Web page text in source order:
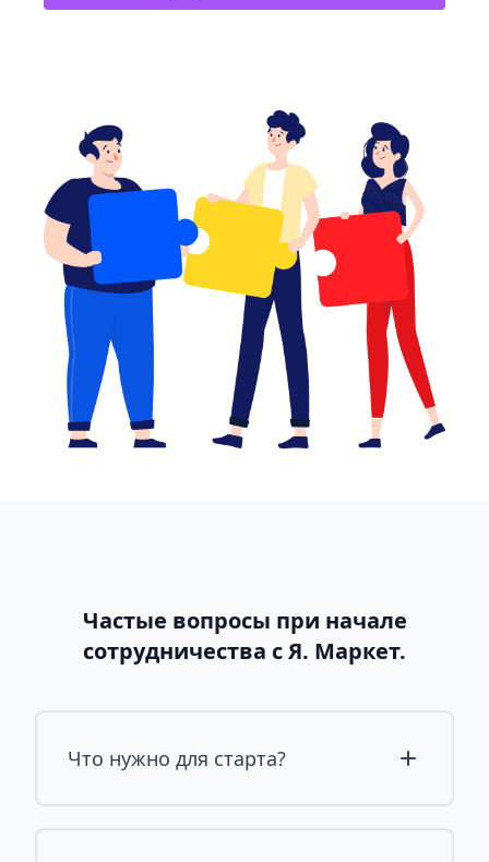
Частые вопросы при начале
сотрудничества с Я. Маркет.
Что нужно для старта?